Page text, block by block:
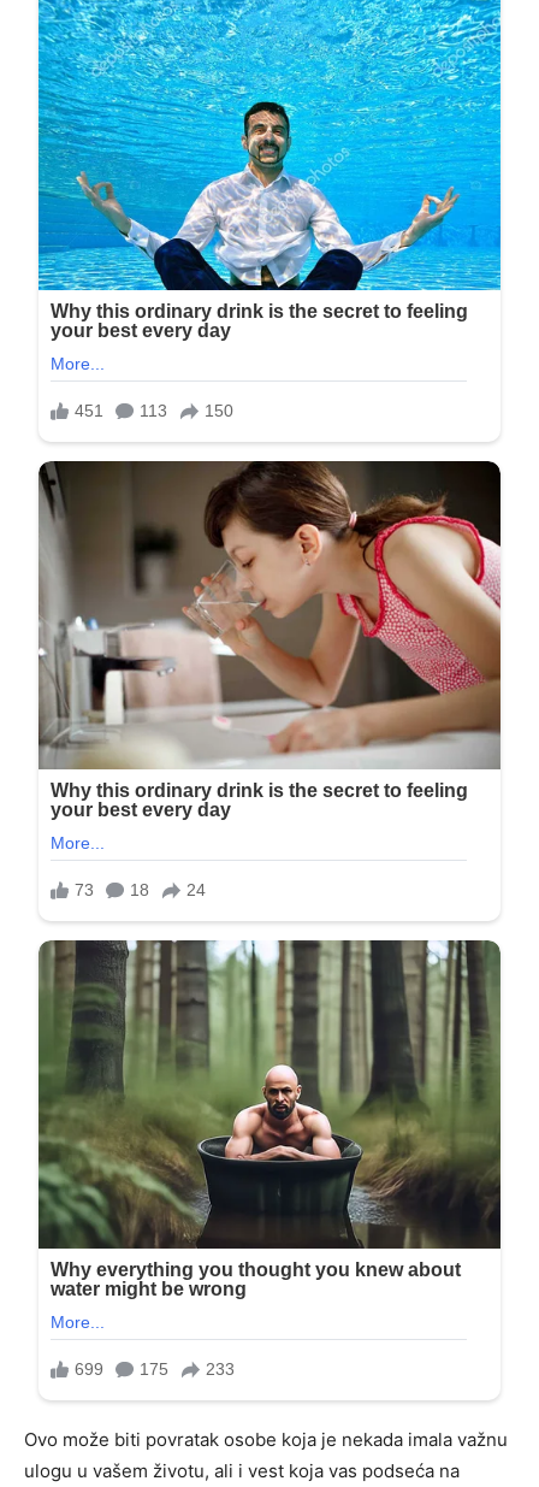
Ovo može biti povratak osobe koja je nekada imala važnu
ulogu u vašem životu, ali i vest koja vas podseća na